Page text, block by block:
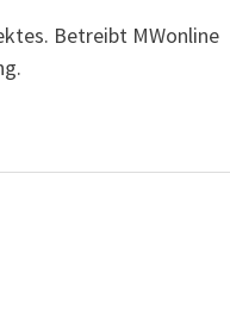
Betreibt MWonline